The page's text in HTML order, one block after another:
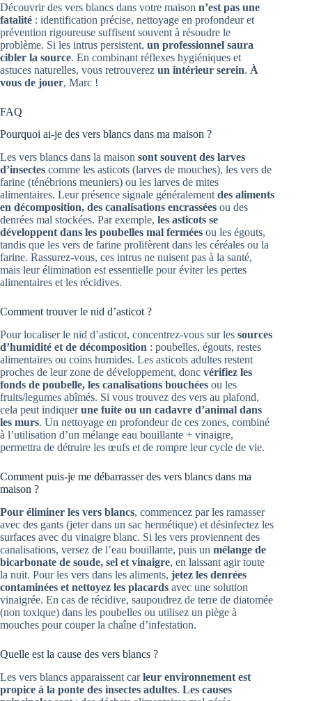
Découvrir des vers blancs dans votre maison n’est pas une
fatalité : identification précise, nettoyage en profondeur et
prévention rigoureuse suffisent souvent à résoudre le
problème. Si les intrus persistent, un professionnel saura
cibler la source. En combinant réflexes hygiéniques et
astuces naturelles, vous retrouverez un intérieur serein. À
vous de jouer, Marc !
FAQ
Pourquoi ai-je des vers blancs dans ma maison ?
Les vers blancs dans la maison sont souvent des larves
d’insectes comme les asticots (larves de mouches), les vers de
farine (ténébrions meuniers) ou les larves de mites
alimentaires. Leur présence signale généralement des aliments
en décomposition, des canalisations encrassées ou des
denrées mal stockées. Par exemple, les asticots se
développent dans les poubelles mal fermées ou les égouts,
tandis que les vers de farine prolifèrent dans les céréales ou la
farine. Rassurez-vous, ces intrus ne nuisent pas à la santé,
mais leur élimination est essentielle pour éviter les pertes
alimentaires et les récidives.
Comment trouver le nid d’asticot ?
Pour localiser le nid d’asticot, concentrez-vous sur les sources
d’humidité et de décomposition : poubelles, égouts, restes
alimentaires ou coins humides. Les asticots adultes restent
proches de leur zone de développement, donc vérifiez les
fonds de poubelle, les canalisations bouchées ou les
fruits/legumes abîmés. Si vous trouvez des vers au plafond,
cela peut indiquerune fuite ou un cadavre d’animal dans
les murs. Un nettoyage en profondeur de ces zones, combiné
à l’utilisation d’un mélange eau bouillante + vinaigre,
permettra de détruire les œufs et de rompre leur cycle de vie.
Comment puis-je me débarrasser des vers blancs dans ma
maison ?
Pour éliminer les vers blancs, commencez par les ramasser
avec des gants (jeter dans un sac hermétique) et désinfectez les
surfaces avec du vinaigre blanc. Si les vers proviennent des
canalisations, versez de l’eau bouillante, puis un mélange de
bicarbonate de soude, sel et vinaigre, en laissant agir toute
la nuit. Pour les vers dans les aliments, jetez les denrées
contaminées et nettoyez les placards avec une solution
vinaigrée. En cas de récidive, saupoudrez de terre de diatomée
(non toxique) dans les poubelles ou utilisez un piège à
mouches pour couper la chaîne d’infestation.
Quelle est la cause des vers blancs ?
Les vers blancs apparaissent carleur environnement est
propice à la ponte des insectes adultes. Les causes